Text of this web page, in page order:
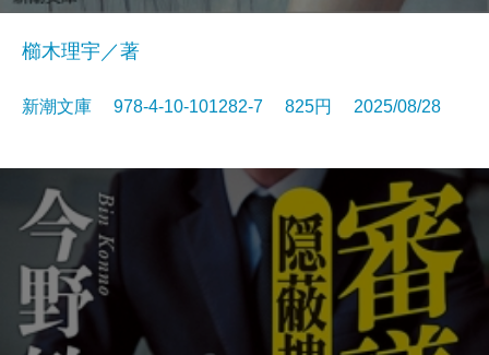
櫛木理宇／著
新潮文庫 978-4-10-101282-7 825円 2025/08/28